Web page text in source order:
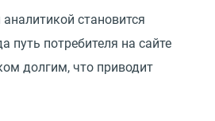
становится
путь потребителя на сайте
долгим, что приводит